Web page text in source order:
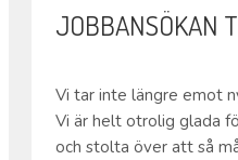
JOBBANSÖKAN
Vi tar inte längre emot
Vi är helt otrolig glada
och stolta över att så